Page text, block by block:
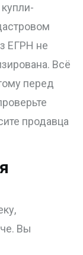
ЕГРН не
Всё
перед
продавца
Вы